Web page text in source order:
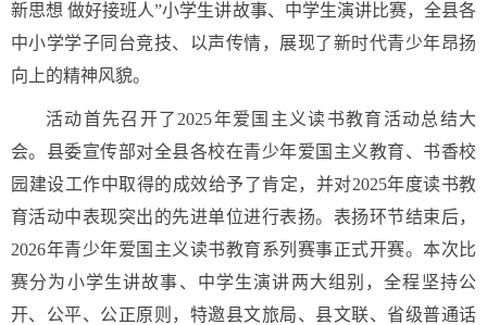
新思想 做好接班人”小学生讲故事、中学生演讲比赛，全县各
中小学学子同台竞技、以声传情，展现了新时代青少年昂扬
向上的精神风貌。
活动首先召开了2025年爱国主义读书教育活动总结大
会。县委宣传部对全县各校在青少年爱国主义教育、书香校
园建设工作中取得的成效给予了肯定，并对2025年度读书教
育活动中表现突出的先进单位进行表扬。表扬环节结束后，
2026年青少年爱国主义读书教育系列赛事正式开赛。本次比
赛分为小学生讲故事、中学生演讲两大组别，全程坚持公
开、公平、公正原则，特邀县文旅局、县文联、省级普通话